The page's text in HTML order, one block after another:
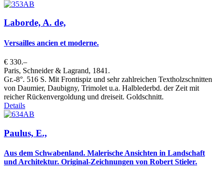
Laborde, A. de,
Versailles ancien et moderne.
€ 330.–
Paris, Schneider & Lagrand, 1841.
Gr.-8°. 516 S. Mit Frontispiz und sehr zahlreichen Textholzschnitten
von Daumier, Daubigny, Trimolet u.a. Halblederbd. der Zeit mit
reicher Rückenvergoldung und dreiseit. Goldschnitt.
Details
Paulus, E.,
Aus dem Schwabenland. Malerische Ansichten in Landschaft
und Architektur. Original-Zeichnungen von Robert Stieler.